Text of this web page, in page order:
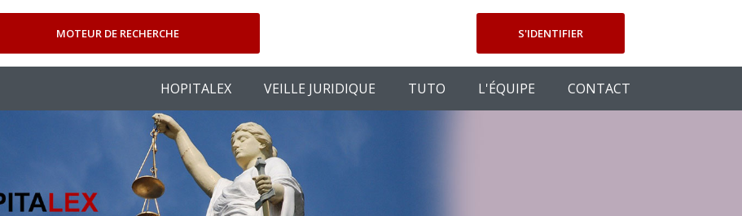
MOTEUR DE RECHERCHE S'IDENTIFIER
HOPITALEX VEILLE JURIDIQUE TUTO L'ÉQUIPE CONTACT